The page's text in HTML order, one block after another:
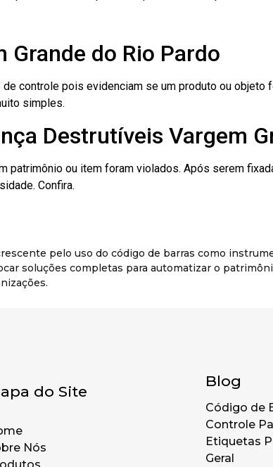
Grande do Rio Pardo
controle pois evidenciam se um produto ou objeto
simples.
Destrutíveis Vargem
patrimônio ou item foram violados. Após serem
Confira.
pelo uso do código de barras como
soluções completas para automatizar o
do Site
Nós
Blog
Código de
Controle
Etiquetas
Geral